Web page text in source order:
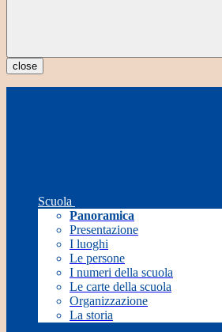
close
Scuola
Panoramica
Presentazione
I luoghi
Le persone
I numeri della scuola
Le carte della scuola
Organizzazione
La storia